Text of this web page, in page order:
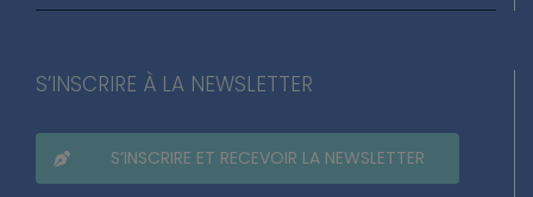
S’INSCRIRE À LA NEWSLETTER
S’INSCRIRE ET RECEVOIR LA NEWSLETTER